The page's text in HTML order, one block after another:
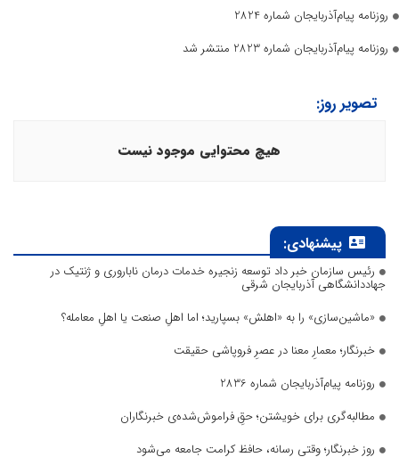
روزنامه پیام‌آذربایجان شماره 2824
روزنامه پیام‌آذربایجان شماره 2823 منتشر شد
تصویر روز:
هیچ محتوایی موجود نیست
پیشنهادی:
رئیس سازمان خبر داد توسعه زنجیره خدمات درمان ناباروری و ژنتیک در
جهاددانشگاهی آذربایجان شرقی
«ماشین‌سازی» را به «اهلش» بسپارید؛ اما اهلِ صنعت یا اهلِ معامله؟
خبرنگار؛ معمارِ معنا در عصرِ فروپاشی حقیقت
روزنامه پیام‌آذربایجان شماره 2836
مطالبه‌گری برای خویشتن؛ حقِ فراموش‌شده‌ی خبرنگاران
روز خبرنگار؛ وقتی رسانه، حافظ کرامت جامعه می‌شود